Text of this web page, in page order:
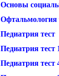
Основы
Офтальмология
Педиатрия тест
Педиатрия тест
Педиатрия тест